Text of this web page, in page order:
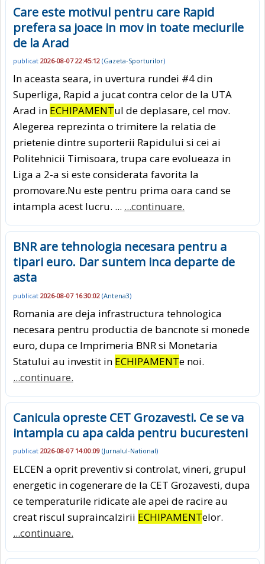
Care este motivul pentru care Rapid
prefera sa joace in mov in toate meciurile
de la Arad
publicat 2026-08-07 22:45:12 (Gazeta-Sporturilor)
In aceasta seara, in uvertura rundei #4 din
Superliga, Rapid a jucat contra celor de la UTA
Arad in ECHIPAMENTul de deplasare, cel mov.
Alegerea reprezinta o trimitere la relatia de
prietenie dintre suporterii Rapidului si cei ai
Politehnicii Timisoara, trupa care evolueaza in
Liga a 2-a si este considerata favorita la
promovare.Nu este pentru prima oara cand se
intampla acest lucru. ... ...continuare.
BNR are tehnologia necesara pentru a
tipari euro. Dar suntem inca departe de
asta
publicat 2026-08-07 16:30:02 (Antena3)
Romania are deja infrastructura tehnologica
necesara pentru productia de bancnote si monede
euro, dupa ce Imprimeria BNR si Monetaria
Statului au investit in ECHIPAMENTe noi.
...continuare.
Canicula opreste CET Grozavesti. Ce se va
intampla cu apa calda pentru bucuresteni
publicat 2026-08-07 14:00:09 (Jurnalul-National)
ELCEN a oprit preventiv si controlat, vineri, grupul
energetic in cogenerare de la CET Grozavesti, dupa
ce temperaturile ridicate ale apei de racire au
creat riscul supraincalzirii ECHIPAMENTelor.
...continuare.